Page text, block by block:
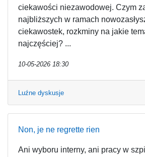
ciekawości niezawodowej. Czym
najbliższych w ramach
ciekawostek, rozkminy na jakie
najczęściej? ...
10-05-2026 18:30
Luźne dyskusje
Non, je ne regrette rien
Ani wyboru interny, ani pracy w